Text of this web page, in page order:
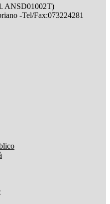
ANSD01002T)
-Tel/Fax:073224281